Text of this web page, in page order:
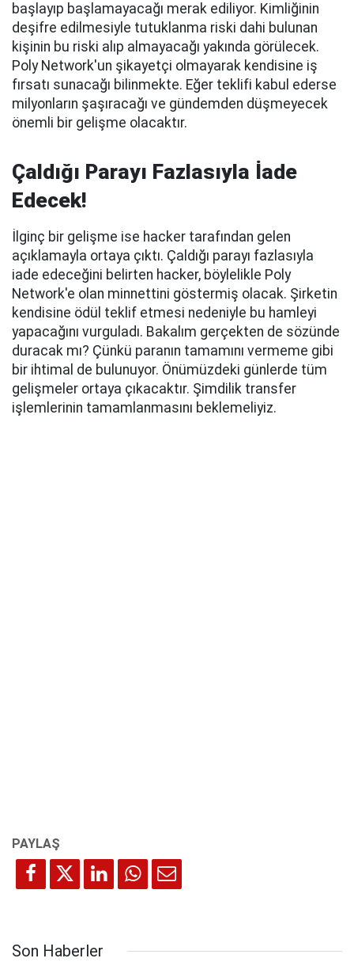
başlayıp başlamayacağı merak ediliyor. Kimliğinin
deşifre edilmesiyle tutuklanma riski dahi bulunan
kişinin bu riski alıp almayacağı yakında görülecek.
Poly Network'un şikayetçi olmayarak kendisine iş
fırsatı sunacağı bilinmekte. Eğer teklifi kabul ederse
milyonların şaşıracağı ve gündemden düşmeyecek
önemli bir gelişme olacaktır.
Çaldığı Parayı Fazlasıyla İade
Edecek!
İlginç bir gelişme ise hacker tarafından gelen
açıklamayla ortaya çıktı. Çaldığı parayı fazlasıyla
iade edeceğini belirten hacker, böylelikle Poly
Network'e olan minnettini göstermiş olacak. Şirketin
kendisine ödül teklif etmesi nedeniyle bu hamleyi
yapacağını vurguladı. Bakalım gerçekten de sözünde
duracak mı? Çünkü paranın tamamını vermeme gibi
bir ihtimal de bulunuyor. Önümüzdeki günlerde tüm
gelişmeler ortaya çıkacaktır. Şimdilik transfer
işlemlerinin tamamlanmasını beklemeliyiz.
Son Haberler